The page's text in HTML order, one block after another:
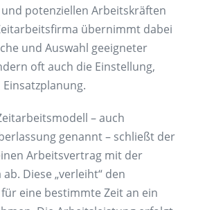
potenziellen Arbeitskräften
übernimmt dabei
und Auswahl geeigneter
oft auch die Einstellung,
– auch
genannt – schließt der
Arbeitsvertrag mit der
Diese „verleiht“ den
eine bestimmte Zeit an ein